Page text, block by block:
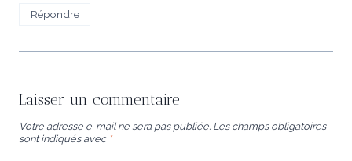
Répondre
Laisser un commentaire
Votre adresse e-mail ne sera pas publiée. Les champs obligatoires
sont indiqués avec *